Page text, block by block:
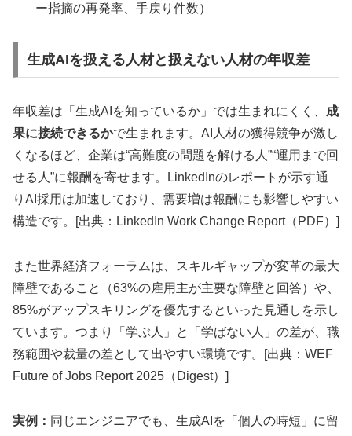
ー指摘の再発率、手戻り件数）
生成AIを扱える人材と扱えない人材の年収差
年収差は「生成AIを知っているか」では生まれにくく、 成
果に接続できるかで生まれます。AI人材の獲得競争が激し
くなるほど、企業は“高難度の問題を解ける人”“運用まで回
せる人”に報酬を寄せます。LinkedInのレポートが示す通
りAI採用は加速しており、需要増は報酬にも影響しやすい
構造です。[出典：LinkedIn Work Change Report（PDF）]
また世界経済フォーラムは、スキルギャップが変革の最大
障壁であること（63%の雇用主が主要な障壁と回答）や、
85%がアップスキリングを優先するといった見通しを示し
ています。つまり「学ぶ人」と「学ばない人」の差が、職
務範囲や裁量の差として出やすい環境です。[出典：WEF
Future of Jobs Report 2025（Digest）]
実例： 同じエンジニアでも、生成AIを「個人の時短」に留